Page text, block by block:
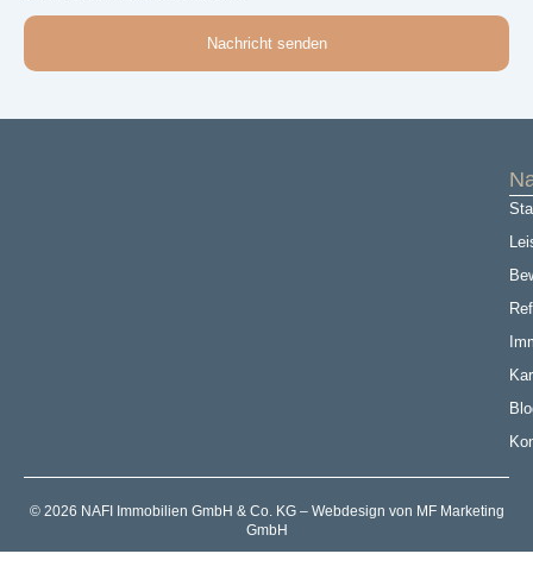
Nachricht senden
© 2026 NAFI Immobilien GmbH & Co. KG – Webdesign von MF Marketing
GmbH